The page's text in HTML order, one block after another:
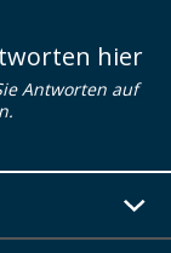
hier
Antworten auf